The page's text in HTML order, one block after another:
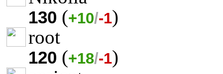
130 (+10/-1)
root
120 (+18/-1)